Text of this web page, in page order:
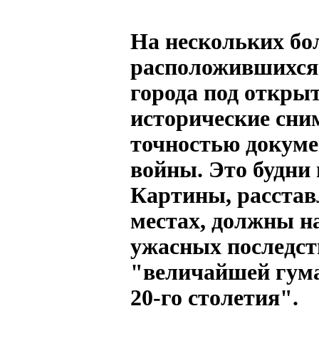
На нескольких
города под
исторические
точностью
войны. Это
Картины,
местах, должны
ужасных
"величайшей
20-го столетия".